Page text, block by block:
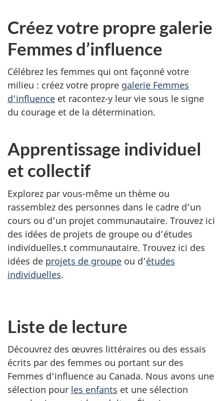
Créez votre propre galerie
Femmes d’influence
Célébrez les femmes qui ont façonné votre
milieu : créez votre propre galerie Femmes
d’influence et racontez-y leur vie sous le signe
du courage et de la détermination.
Apprentissage individuel
et collectif
Explorez par vous-même un thème ou
rassemblez des personnes dans le cadre d’un
cours ou d’un projet communautaire. Trouvez ici
des idées de projets de groupe ou d’études
individuelles.t communautaire. Trouvez ici des
idées de projets de groupe ou d’études
individuelles.
Liste de lecture
Découvrez des œuvres littéraires ou des essais
écrits par des femmes ou portant sur des
Femmes d’influence au Canada. Nous avons une
sélection pour les enfants et une sélection